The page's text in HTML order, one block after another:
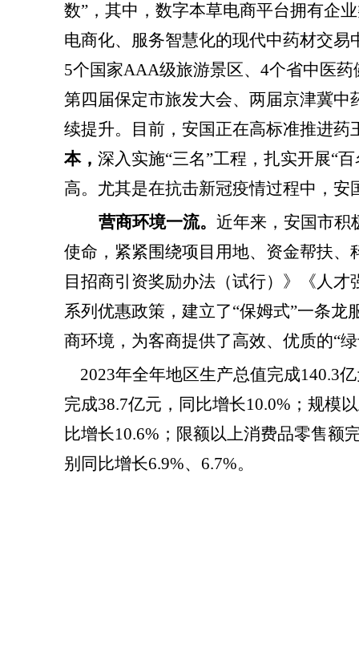
数”，其中，数字本草电商平台拥有企
电商化、服务智慧化的现代中药材交易
5个国家AAA级旅游景区、4个省中医
第四届保定市旅发大会、两届京津冀
续提升。目前，安国正在高标准推进
本， 深入实施“三名”工程，扎实开展“
高。尤其是在抗击新冠疫情过程中，
营商环境一流。 近年来，安国市积
使命，紧紧围绕项目用地、资金帮扶
目招商引资奖励办法（试行）》《人
系列优惠政策，建立了“保姆式”一条龙
商环境，为客商提供了高效、优质的“
2023年全年地区生产总值完成140.3
完成38.7亿元，同比增长10.0%；规模
比增长10.6%；限额以上消费品零售额
别同比增长6.9%、6.7%。